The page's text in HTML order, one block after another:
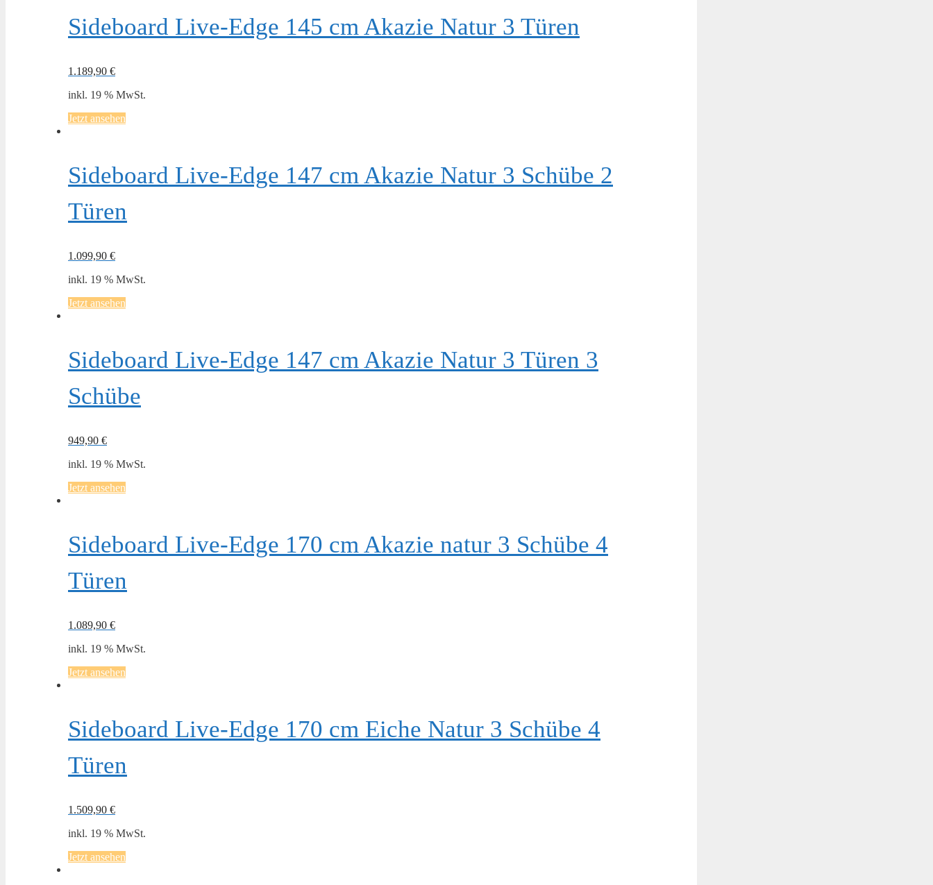
Sideboard Live-Edge 145 cm Akazie Natur 3 Türen
1.189,90 €
inkl. 19 % MwSt.
Jetzt ansehen
Sideboard Live-Edge 147 cm Akazie Natur 3 Schübe 2
Türen
1.099,90 €
inkl. 19 % MwSt.
Jetzt ansehen
Sideboard Live-Edge 147 cm Akazie Natur 3 Türen 3
Schübe
949,90 €
inkl. 19 % MwSt.
Jetzt ansehen
Sideboard Live-Edge 170 cm Akazie natur 3 Schübe 4
Türen
1.089,90 €
inkl. 19 % MwSt.
Jetzt ansehen
Sideboard Live-Edge 170 cm Eiche Natur 3 Schübe 4
Türen
1.509,90 €
inkl. 19 % MwSt.
Jetzt ansehen